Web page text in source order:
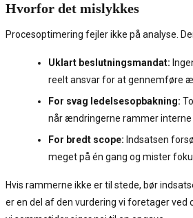
Hvorfor det mislykkes
Procesoptimering fejler ikke på analyse.
Uklart beslutningsmandat:
reelt ansvar for at gennemføre
For svag ledelsesopbakning:
når ændringerne rammer interne
For bredt scope: Indsatsen
meget på én gang og mister
Hvis rammerne ikke er til stede, bør
er en del af den vurdering vi foretager